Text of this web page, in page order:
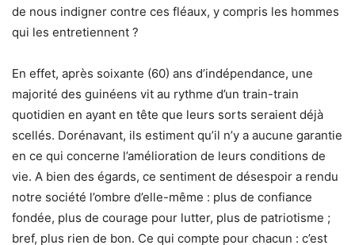
de nous indigner contre ces fléaux, y compris les hommes
qui les entretiennent ?
En effet, après soixante (60) ans d’indépendance, une
majorité des guinéens vit au rythme d’un train-train
quotidien en ayant en tête que leurs sorts seraient déjà
scellés. Dorénavant, ils estiment qu’il n’y a aucune garantie
en ce qui concerne l’amélioration de leurs conditions de
vie. A bien des égards, ce sentiment de désespoir a rendu
notre société l’ombre d’elle-même : plus de confiance
fondée, plus de courage pour lutter, plus de patriotisme ;
bref, plus rien de bon. Ce qui compte pour chacun : c’est